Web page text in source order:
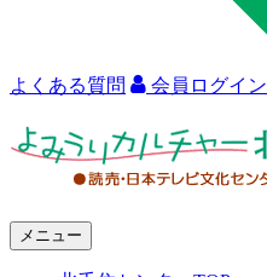
よくある質問 会員ログイン
メニュー